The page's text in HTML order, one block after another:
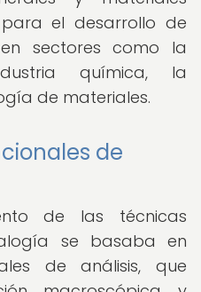
el desarrollo de
sectores como la
química, la
de materiales.
de
de las técnicas
se basaba en
de análisis, que